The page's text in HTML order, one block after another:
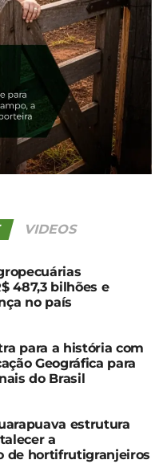
insetos, a qual ocorre
contato com a
o Bovemax. A
ocorre
do corpo do
20
o corpo do inseto
esbranquiçada. Nesta
o controle da
pragas-
18+
VIDEOS
487,3 bilhões e
no país
para a história com
Geográfica para
do Brasil
estrutura
a
de hortifrutigranjeiros